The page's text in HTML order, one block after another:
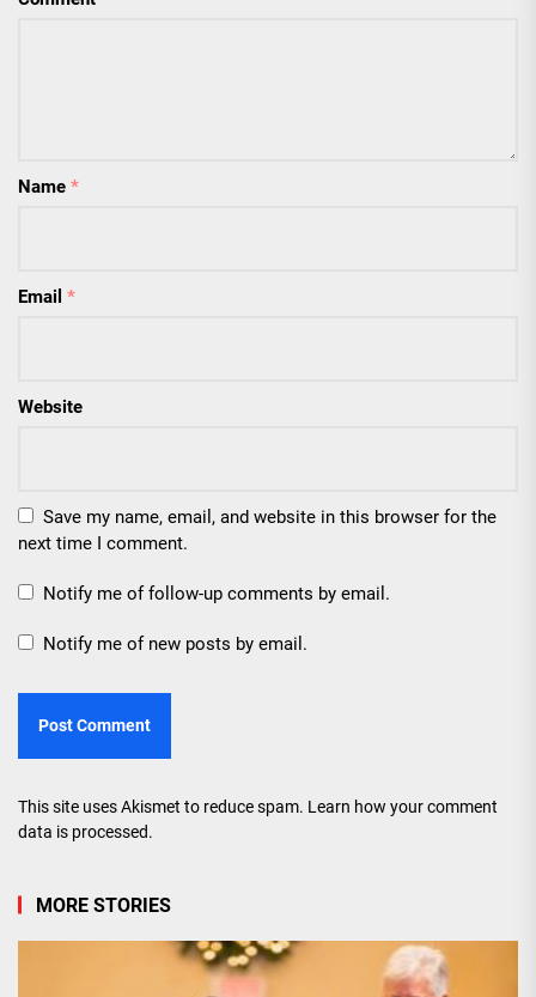
Name *
Email *
Website
Save my name, email, and website in this browser for the
next time I comment.
Notify me of follow-up comments by email.
Notify me of new posts by email.
This site uses Akismet to reduce spam. Learn how your comment
data is processed.
MORE STORIES